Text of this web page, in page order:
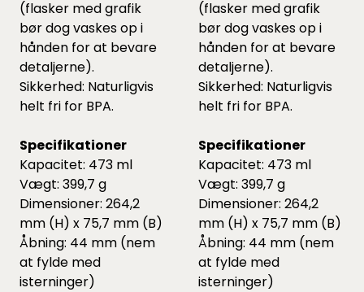
(flasker med grafik
bør dog vaskes op i
hånden for at bevare
detaljerne).
Sikkerhed: Naturligvis
helt fri for BPA.
Specifikationer
Kapacitet: 473 ml
Vægt: 399,7 g
Dimensioner: 264,2
mm (H) x 75,7 mm (B)
Åbning: 44 mm (nem
at fylde med
isterninger)
(flasker med grafik
bør dog vaskes op i
hånden for at bevare
detaljerne).
Sikkerhed: Naturligvis
helt fri for BPA.
Specifikationer
Kapacitet: 473 ml
Vægt: 399,7 g
Dimensioner: 264,2
mm (H) x 75,7 mm (B)
Åbning: 44 mm (nem
at fylde med
isterninger)